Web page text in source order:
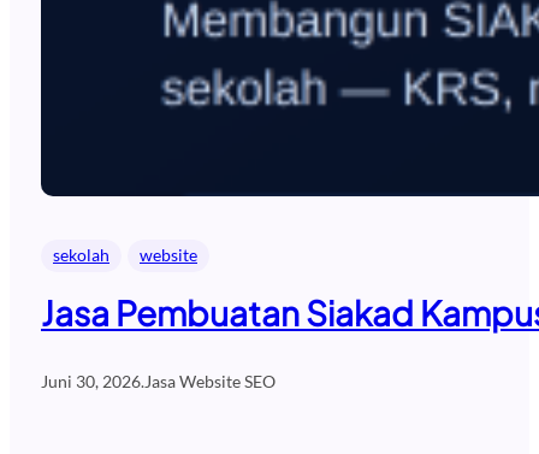
sekolah website
Jasa Pembuatan Siakad
Juni 30, 2026.Jasa Website SEO